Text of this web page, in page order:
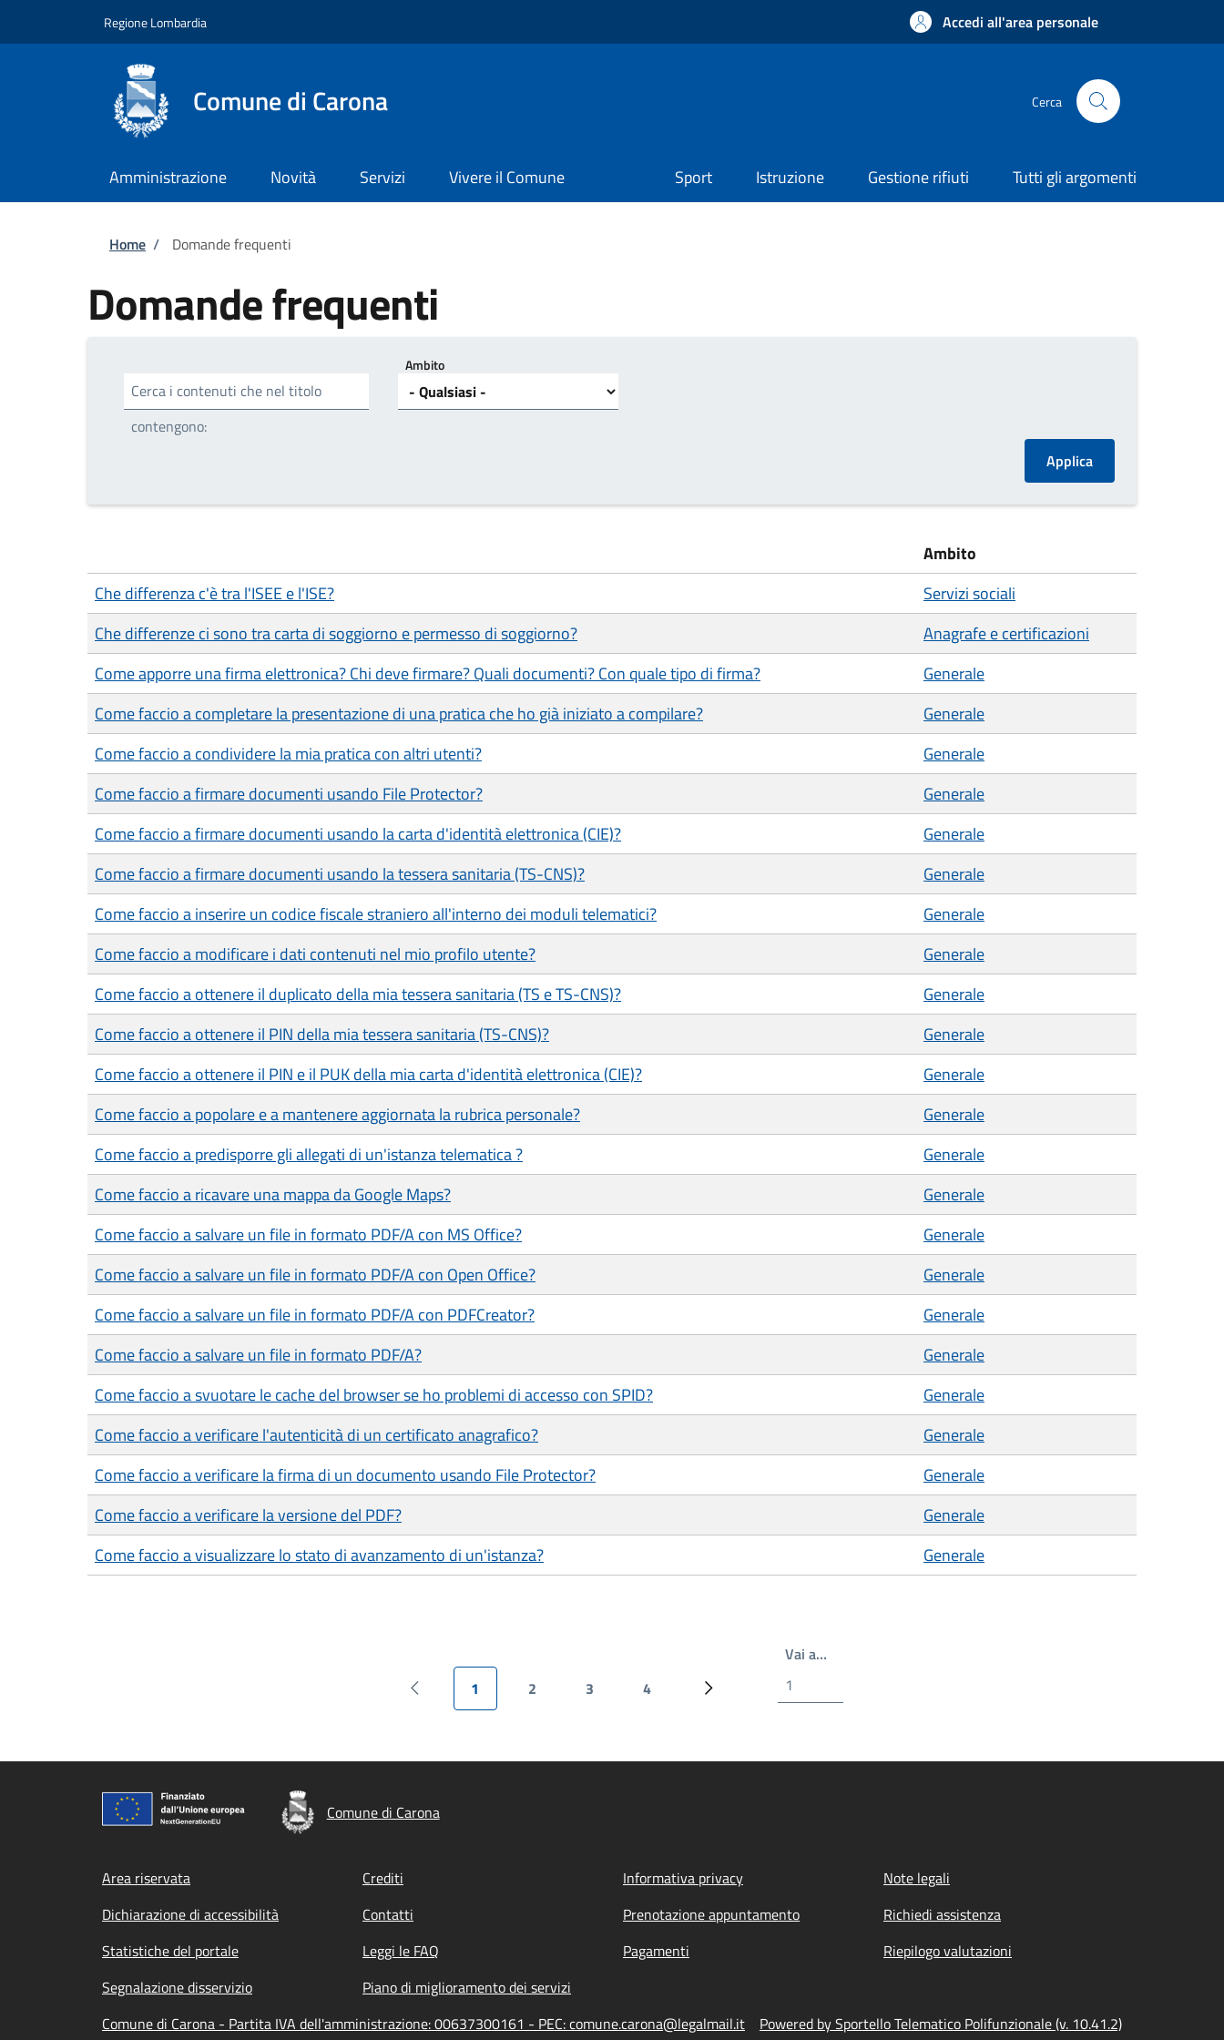
Regione Lombardia Accedi all'area personale
Comune di Carona Cerca
Amministrazione Novità Servizi Vivere il Comune Sport Istruzione Gestione rifiuti Tutti gli argomenti
Briciole di pane
Home / Domande frequenti
Domande frequenti
Cerca i contenuti che nel titolo
contengono:
Ambito
Ambito
Che differenza c'è tra l'ISEE e l'ISE?
Servizi sociali
Che differenze ci sono tra carta di soggiorno e permesso di soggiorno?
Anagrafe e certificazioni
Come apporre una firma elettronica? Chi deve firmare? Quali documenti? Con quale tipo di firma?
Generale
Come faccio a completare la presentazione di una pratica che ho già iniziato a compilare?
Generale
Come faccio a condividere la mia pratica con altri utenti?
Generale
Come faccio a firmare documenti usando File Protector?
Generale
Come faccio a firmare documenti usando la carta d'identità elettronica (CIE)?
Generale
Come faccio a firmare documenti usando la tessera sanitaria (TS-CNS)?
Generale
Come faccio a inserire un codice fiscale straniero all'interno dei moduli telematici?
Generale
Come faccio a modificare i dati contenuti nel mio profilo utente?
Generale
Come faccio a ottenere il duplicato della mia tessera sanitaria (TS e TS-CNS)?
Generale
Come faccio a ottenere il PIN della mia tessera sanitaria (TS-CNS)?
Generale
Come faccio a ottenere il PIN e il PUK della mia carta d'identità elettronica (CIE)?
Generale
Come faccio a popolare e a mantenere aggiornata la rubrica personale?
Generale
Come faccio a predisporre gli allegati di un'istanza telematica ?
Generale
Come faccio a ricavare una mappa da Google Maps?
Generale
Come faccio a salvare un file in formato PDF/A con MS Office?
Generale
Come faccio a salvare un file in formato PDF/A con Open Office?
Generale
Come faccio a salvare un file in formato PDF/A con PDFCreator?
Generale
Come faccio a salvare un file in formato PDF/A?
Generale
Come faccio a svuotare le cache del browser se ho problemi di accesso con SPID?
Generale
Come faccio a verificare l'autenticità di un certificato anagrafico?
Generale
Come faccio a verificare la firma di un documento usando File Protector?
Generale
Come faccio a verificare la versione del PDF?
Generale
Come faccio a visualizzare lo stato di avanzamento di un'istanza?
Generale
Pagina precedente
Pagina attuale
1
Pagina
2
Pagina
3
Pagina
4
Pagina successiva
Vai a…Scrivi il numero della pagina a cui andare
Comune di Carona
Footer menu
Area riservata Crediti Informativa privacy
Note legali
Dichiarazione di accessibilità
Contatti Prenotazione appuntamento
Richiedi assistenza
Statistiche del portale
Leggi le FAQ Pagamenti
Riepilogo valutazioni
Segnalazione disservizio
Piano di miglioramento dei servizi
Comune di Carona - Partita IVA dell'amministrazione: 00637300161 - PEC: comune.carona@legalmail.it
Powered by Sportello Telematico Polifunzionale (v. 10.41.2)